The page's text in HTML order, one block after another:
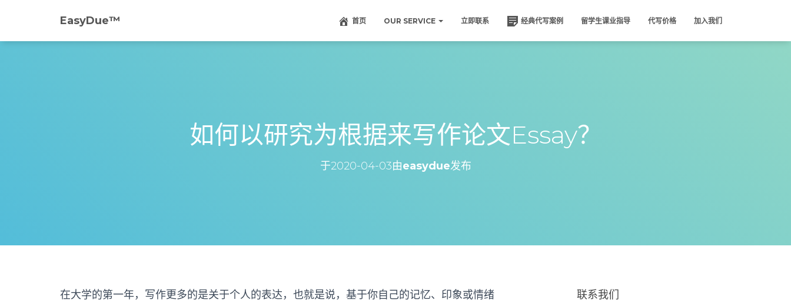
EasyDue™️ 首页 OUR SERVICE 立即联系 经典代写案例 留学生课业指导 代写价格 加入我们
如何以研究为根据来写作论文Essay？
于2020-04-03由easydue发布
在大学的第一年，写作更多的是关于个人的表达，也就是说，基于你自己的记忆、印象或情绪
联系我们